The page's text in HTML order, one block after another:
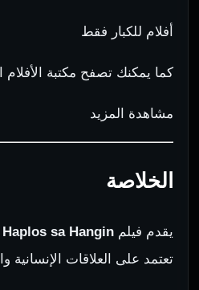
أفلام للكبار فقط
كما يمكنك تصفح مكتبة الأفلام
مشاهدة المزيد
الخلاصة
يقدم فيلمHaplos sa Hangin
تعتمد على العلاقات الإنسانية